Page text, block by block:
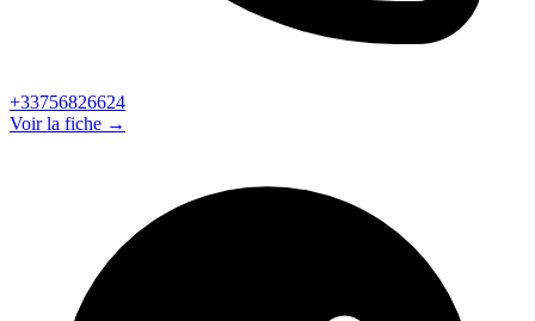
+33756826624
Voir la fiche →